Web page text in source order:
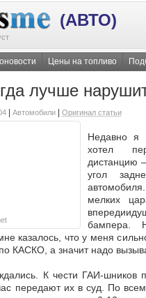
(АВТО)
Цены на топливо
лучше
Автомобили Оригинал статьи
Недавно я
хотел
дистанцию
угол
мелких
бампера.
казалось, что у меня
КАСКО, а значит надо
К чести ГАИ-
передают их в суд. По